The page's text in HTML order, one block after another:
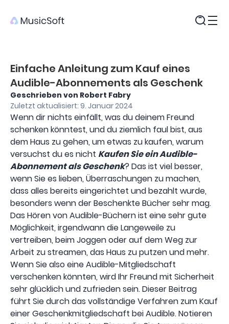
Einfache Anleitung zum Kauf eines
Audible-Abonnements als Geschenk
Geschrieben von Robert Fabry
Zuletzt aktualisiert: 9. Januar 2024
Wenn dir nichts einfällt, was du deinem Freund
schenken könntest, und du ziemlich faul bist, aus
dem Haus zu gehen, um etwas zu kaufen, warum
versuchst du es nicht Kaufen Sie ein Audible-
Abonnement als Geschenk? Das ist viel besser,
wenn Sie es lieben, Überraschungen zu machen,
dass alles bereits eingerichtet und bezahlt wurde,
besonders wenn der Beschenkte Bücher sehr mag.
Das Hören von Audible-Büchern ist eine sehr gute
Möglichkeit, irgendwann die Langeweile zu
vertreiben, beim Joggen oder auf dem Weg zur
Arbeit zu streamen, das Haus zu putzen und mehr.
Wenn Sie also eine Audible-Mitgliedschaft
verschenken könnten, wird Ihr Freund mit Sicherheit
sehr glücklich und zufrieden sein. Dieser Beitrag
führt Sie durch das vollständige Verfahren zum Kauf
einer Geschenkmitgliedschaft bei Audible. Notieren